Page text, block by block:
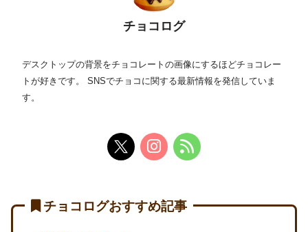
チョコログ
デスクトップの背景をチョコレートの画像にするほどチョコレー
トが好きです。 SNSでチョコに関する最新情報を発信していま
す。
チョコログおすすめ記事